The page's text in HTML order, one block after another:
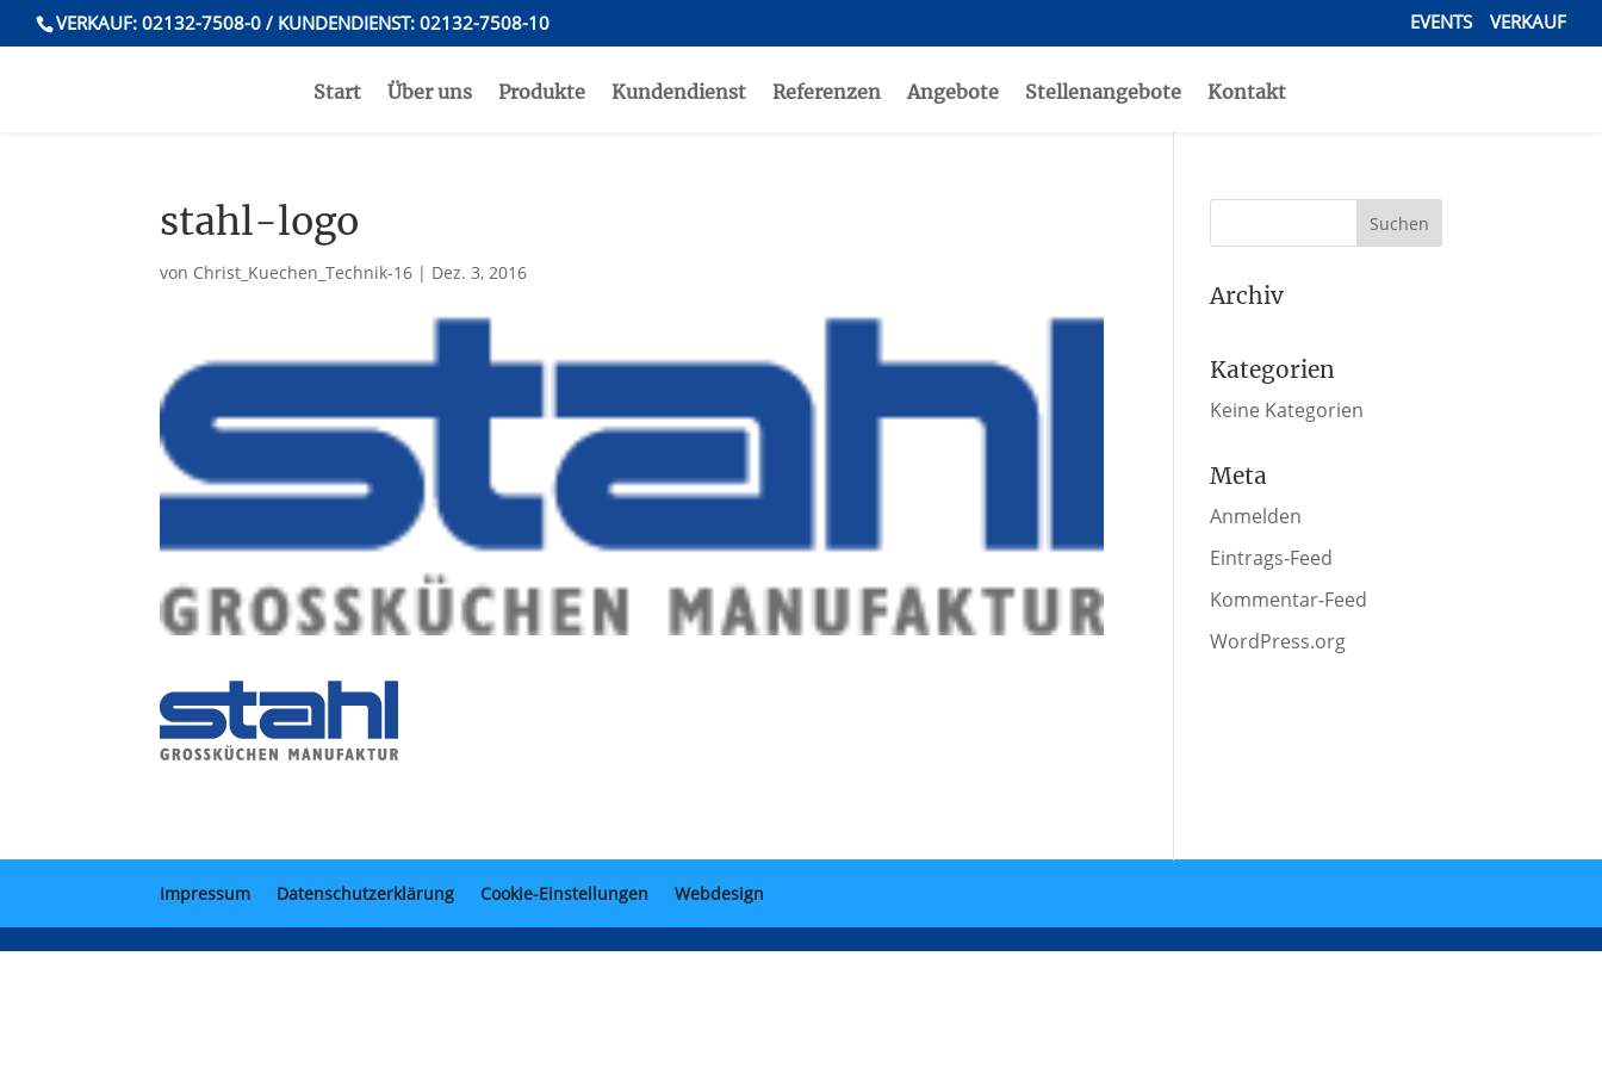
VERKAUF: 02132-7508-0 / KUNDENDIENST: 02132-7508-10 EVENTS VERKAUF
Start Über uns Produkte Kundendienst Referenzen Angebote Stellenangebote Kontakt
stahl-logo
von Christ_Kuechen_Technik-16 | Dez. 3, 2016
Archiv
Kategorien
Keine Kategorien
Meta
Anmelden
Eintrags-Feed
Kommentar-Feed
WordPress.org
Impressum Datenschutzerklärung Cookie-Einstellungen Webdesign